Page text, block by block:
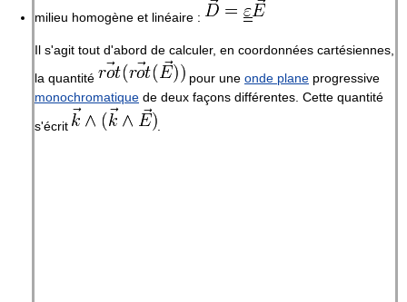
milieu homogène et linéaire :
Il s'agit tout d'abord de calculer, en coordonnées cartésiennes,
la quantité
pour une onde plane progressive
monochromatique de deux façons différentes. Cette quantité
s'écrit